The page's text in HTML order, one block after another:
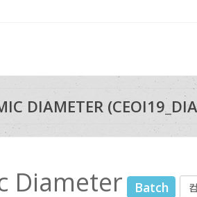
DIAMETER
Diameter Batch